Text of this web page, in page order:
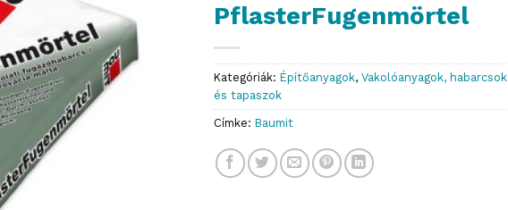
PflasterFugenmörtel
Kategóriák: Építőanyagok, Vakolóanyagok, habarcsok
és tapaszok
Címke: Baumit